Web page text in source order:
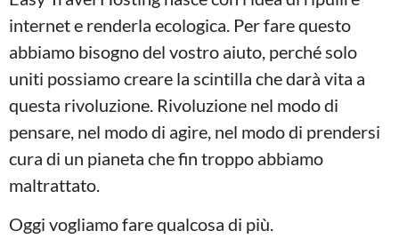
internet e renderla ecologica. Per fare questo
abbiamo bisogno del vostro aiuto, perché solo
uniti possiamo creare la scintilla che darà vita a
questa rivoluzione. Rivoluzione nel modo di
pensare, nel modo di agire, nel modo di prendersi
cura di un pianeta che fin troppo abbiamo
maltrattato.
Oggi vogliamo fare qualcosa di più.